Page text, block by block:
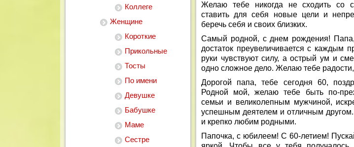
Коллеге
Женщине
Короткие
Прикольные
Тосты
По имени
Девушке
Бабушке
Маме
Сестре
Желаю тебе никогда не сходить со
ставить для себя новые цели и
беречь себя и своих близких.
Самый родной, с днем рождения! Папа,
достаток преувеличивается с каждым
руки чувствуют силу, а острый ум и
одно сложное дело. Желаю тебе радости,
Дорогой папа, тебе сегодня 60,
Родной мой, желаю тебе быть по-
семьи и великолепным мужчиной,
успешным деятелем и отличным другом.
и крепко любим родными.
Папочка, с юбилеем! С 60-летием!